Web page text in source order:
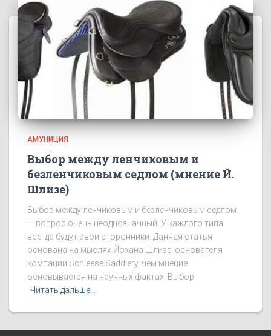
АМУНИЦИЯ
Выбор между ленчиковым и
безленчиковым седлом (мнение Й.
Шлизе)
Выбор между ленчиковым и безленчиковым седлом
— вопрос очень неоднозначный. У каждого типа
всегда будут свои сторонники. Данная статья
основана на мыслях Йохана Шлизе, основателя
компании Schleese Saddlery, чем мнение
основывается на научных фактах. Выбор
Читать дальше…